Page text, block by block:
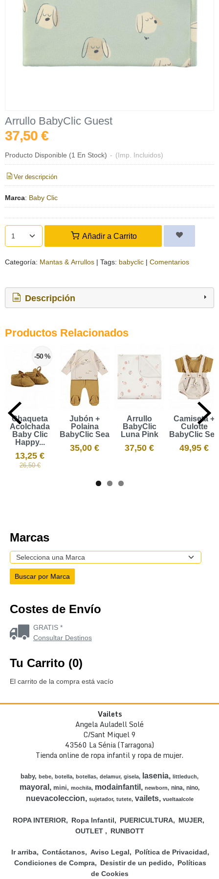
Arrullo BabyClic Guest
37,50 €
Producto Disponible (1 En Stock) - (Imp. Incluidos)
Ver descripción
Marca: Baby Clic
Añadir a Carrito
Categoría: Mantas & Arrullos | Tags: babyclic | Comentarios
Descripción
Productos Relacionados
-50 %
Chaqueta
Acolchada
Baby Clic
Happy...
13,25 €
26,50 €
Jubón +
Polaina
BabyClic Sea
35,00 €
Arrullo
BabyClic
Luna Pink
37,50 €
Camiseta +
Culotte
BabyClic Sea
49,95 €
Marcas
Costes de Envío
GRATIS *
Consultar Destinos
Tu Carrito (0)
El carrito de la compra está vacío
Vailets
Angela Auladell Solé
C/Sant Miquel 9
43560 La Sénia (Tarragona)
Tienda online de ropa infantil y ropa de mujer.
baby bebe botella botellas delamur gisela lasenia littleduch
mayoral mini mochila modainfantil newborn nina nino
nuevacoleccion sujetador tutete vailets vueltaalcole
ROPA INTERIOR Ropa Infantil PUERICULTURA
MUJER
OUTLET
RUNBOTT
Ir arriba Contáctanos Aviso Legal
Política de Privacidad
Condiciones de Compra
Desistir de un pedido
Políticas
de Cookies